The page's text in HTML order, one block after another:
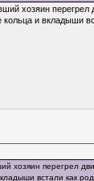
хозяин перегрел
и вкладыши
перегрел
встали как